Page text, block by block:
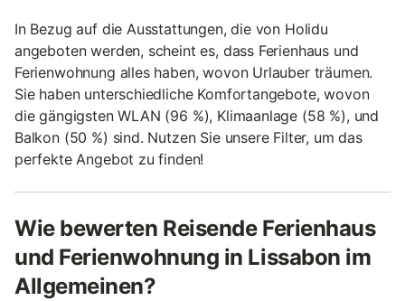
In Bezug auf die Ausstattungen, die von Holidu
angeboten werden, scheint es, dass Ferienhaus und
Ferienwohnung alles haben, wovon Urlauber träumen.
Sie haben unterschiedliche Komfortangebote, wovon
die gängigsten WLAN (96 %), Klimaanlage (58 %), und
Balkon (50 %) sind. Nutzen Sie unsere Filter, um das
perfekte Angebot zu finden!
Wie bewerten Reisende Ferienhaus
und Ferienwohnung in Lissabon im
Allgemeinen?